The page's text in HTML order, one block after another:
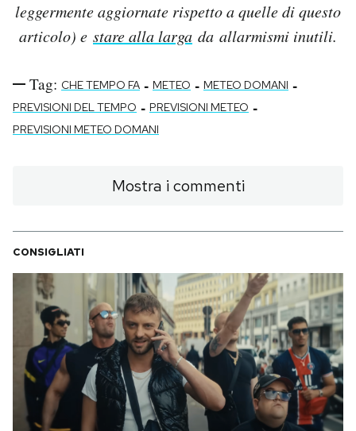
leggermente aggiornate rispetto a quelle di questo
articolo) e stare alla larga da allarmismi inutili.
Tag: CHE TEMPO FA - METEO - METEO DOMANI -
PREVISIONI DEL TEMPO - PREVISIONI METEO -
PREVISIONI METEO DOMANI
Mostra i commenti
CONSIGLIATI